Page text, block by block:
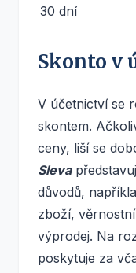
30 dní
Skonto v
V účetnictví se
skontem.
ceny, liší se
Sleva
důvodů,
zboží,
výprodej. Na
poskytuje za